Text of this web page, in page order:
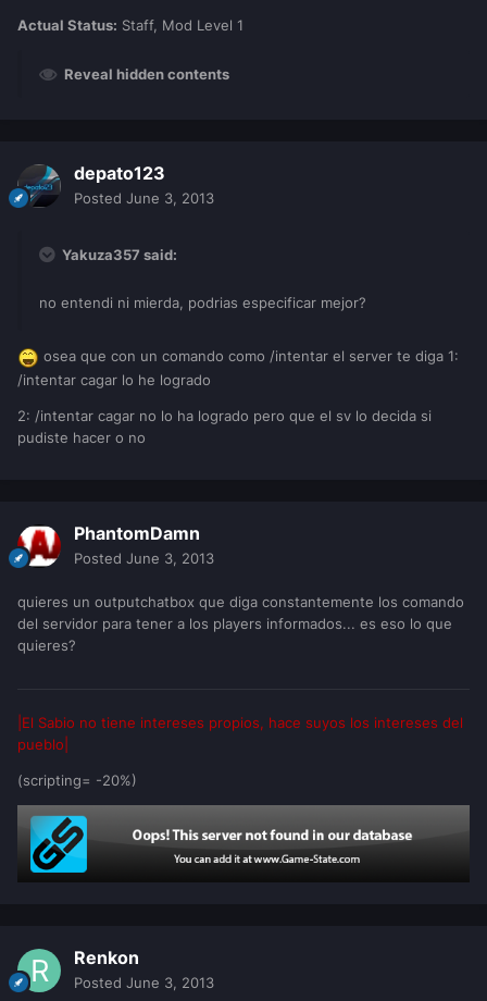
Actual Status: Staff, Mod Level 1
Reveal hidden contents
depato123
Posted June 3, 2013
Yakuza357 said:
no entendi ni mierda, podrias especificar mejor?
osea que con un comando como /intentar el server te diga 1:
/intentar cagar lo he logrado
2: /intentar cagar no lo ha logrado pero que el sv lo decida si
pudiste hacer o no
PhantomDamn
Posted June 3, 2013
quieres un outputchatbox que diga constantemente los comando
del servidor para tener a los players informados... es eso lo que
quieres?
|El Sabio no tiene intereses propios, hace suyos los intereses del
pueblo|
(scripting= -20%)
Renkon
Posted June 3, 2013